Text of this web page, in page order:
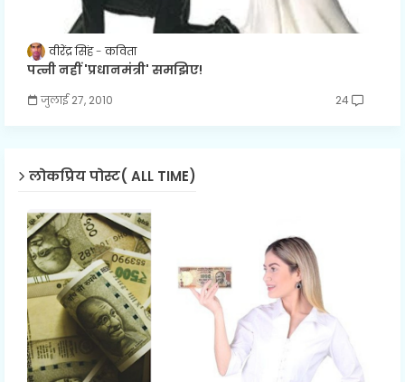
वीरेंद्र सिंह कविता
पत्नी नहीं 'प्रधानमंत्री' समझिए!
जुलाई 27, 2010 24
लोकप्रिय पोस्ट( ALL TIME)